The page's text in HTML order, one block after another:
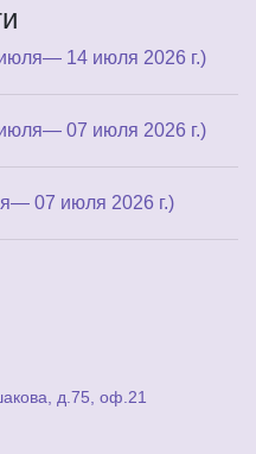
14 июля 2026 г.)
07 июля 2026 г.)
07 июля 2026 г.)
д.75, оф.21